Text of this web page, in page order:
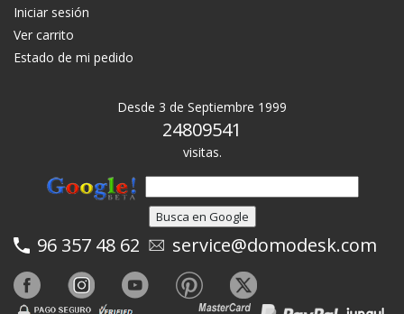
Iniciar sesión
Ver carrito
Estado de mi pedido
Desde 3 de Septiembre 1999
24809541
visitas.
96 357 48 62 service@domodesk.com